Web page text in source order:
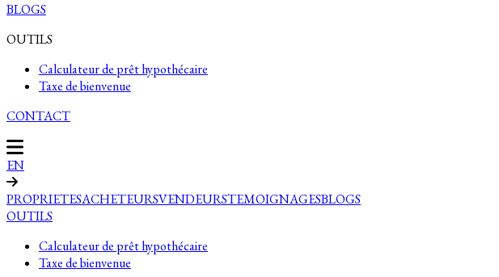
BLOGS
OUTILS
Calculateur de prêt hypothécaire
Taxe de bienvenue
CONTACT
EN
PROPRIETESACHETEURSVENDEURSTEMOIGNAGESBLOGS
OUTILS
Calculateur de prêt hypothécaire
Taxe de bienvenue